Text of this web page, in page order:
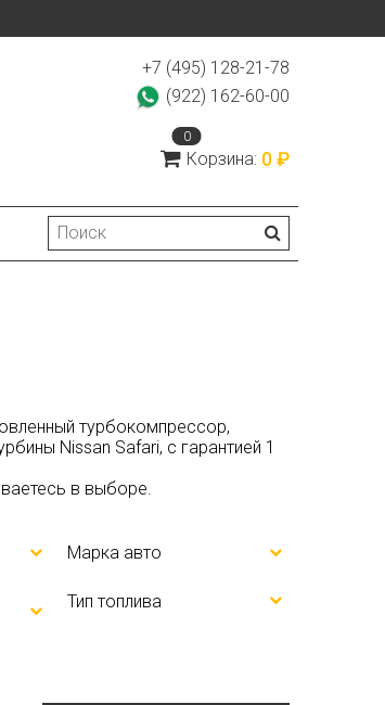
+7 (495) 128-21-78
(922) 162-60-00
0
Корзина: 0 ₽
турбокомпрессор,
Nissan Safari, с гарантией 1
в выборе.
Марка авто
Тип топлива